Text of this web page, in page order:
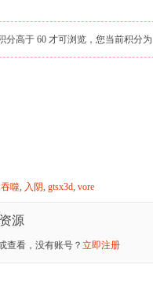
分高于 60 才可浏览，您当前积分
吞噬, 入阴, gtsx3d, vore
源
查看，没有账号？ 立即注册